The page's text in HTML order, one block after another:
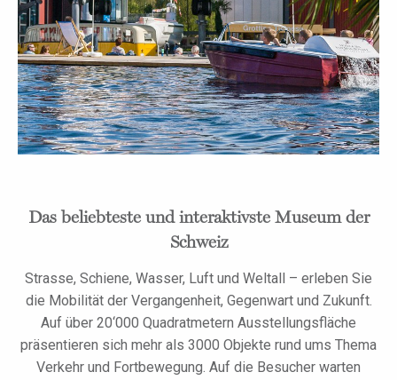
Das beliebteste und interaktivste Museum der
Schweiz
Strasse, Schiene, Wasser, Luft und Weltall – erleben Sie
die Mobilität der Vergangenheit, Gegenwart und Zukunft.
Auf über 20‘000 Quadratmetern Ausstellungsfläche
präsentieren sich mehr als 3000 Objekte rund ums Thema
Verkehr und Fortbewegung. Auf die Besucher warten